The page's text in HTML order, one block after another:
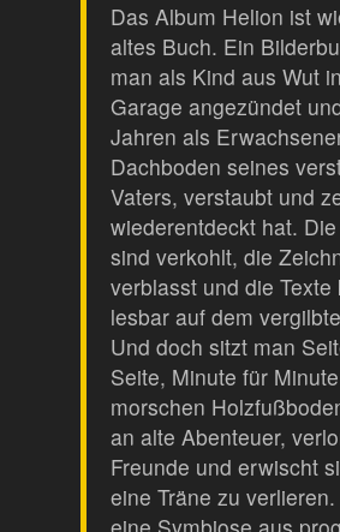
Das Album Helion ist
altes Buch. Ein
man als Kind aus Wut
Garage angezündet
Jahren als
Dachboden seines
Vaters, verstaubt und
wiederentdeckt hat.
sind verkohlt, die
verblasst und die Texte
lesbar auf dem
Und doch sitzt man
Seite, Minute für
morschen
an alte Abenteuer,
Freunde und erwischt
eine Träne zu